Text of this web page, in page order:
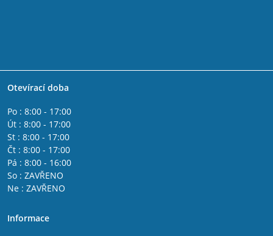
Otevírací doba
Po : 8:00 - 17:00
Út : 8:00 - 17:00
St : 8:00 - 17:00
Čt : 8:00 - 17:00
Pá : 8:00 - 16:00
So : ZAVŘENO
Ne : ZAVŘENO
Informace